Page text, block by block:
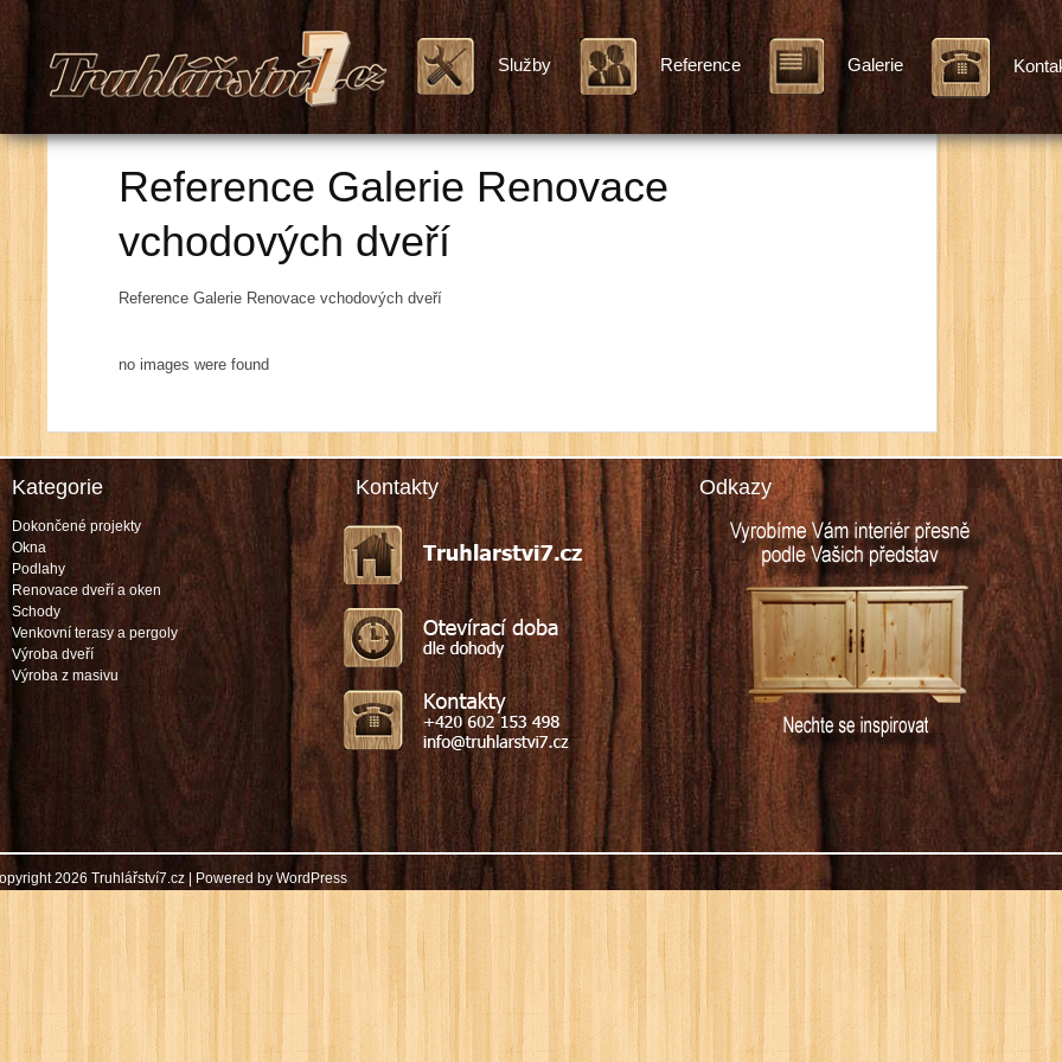
Služby Reference Galerie
Reference Galerie Renovace
vchodových dveří
Reference Galerie Renovace vchodových dveří
no images were found
Kategorie
Dokončené projekty
Okna
Podlahy
Renovace dveří a oken
Schody
Venkovní terasy a pergoly
Výroba dveří
Výroba z masivu
Kontakty Odkazy
2026 Truhlářství7.cz | Powered byWordPress